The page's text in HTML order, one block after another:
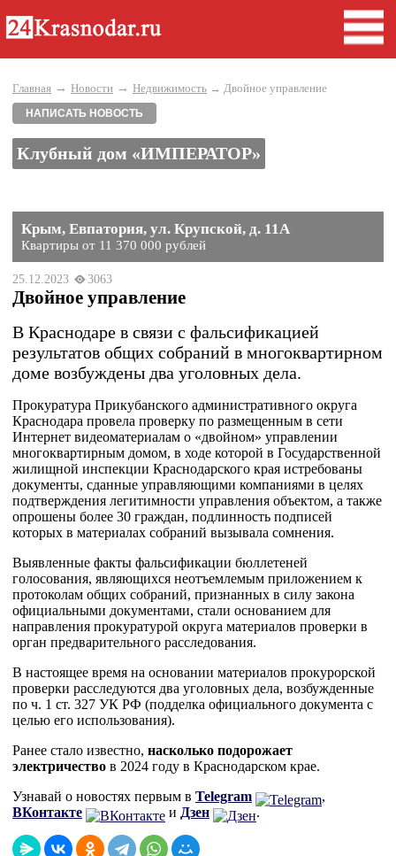
Главная → Новости → Недвижимость → Двойное управление
НАПИСАТЬ НОВОСТЬ
Клубный дом «ИМПЕРАТОР»
Крым, Евпатория, ул. Крупской, д. 11А
Квартиры от 11 370 000 рублей
25.12.2023 3063
Двойное управление
В Краснодаре в связи с фальсификацией
результатов общих собраний в многоквартирном
доме возбуждены два уголовных дела.
Прокуратура Прикубанского административного округа
Краснодара провела проверку по размещенным в сети
Интернет видеоматериалам о «двойном» управлении
многоквартирным домом, в ходе которой в Государственной
жилищной инспекции Краснодарского края истребованы
документы, сданные управляющими компаниями в целях
подтверждения легитимности управления объектом, а также
опрошены более 30 граждан, подлинность подписей
которых в материалах собраний вызывала сомнения.
Выявленные факты фальсификации бюллетеней
голосования, являющихся неотъемлемым приложением к
протоколам общих собраний, признанных в силу закона
официальными документами, стали основанием для
направления прокуратурой округа материалов проверки в
орган предварительного расследования.
В настоящее время на основании материалов прокурорской
проверки расследуются два уголовных дела, возбужденные
по ч. 1 ст. 327 УК РФ (подделка официального документа с
целью его использования).
Ранее стало известно, насколько подорожает
электричество в 2024 году в Краснодарском крае.
Узнавай о новостях первым в Telegram
,
ВКонтакте
и Дзен .